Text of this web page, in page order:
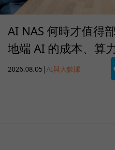
AI NAS 何時才值得
地端 AI 的成本、算
2026.08.05 |AI與大數據